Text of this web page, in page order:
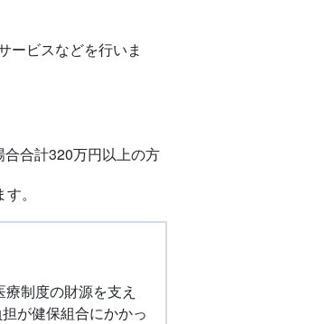
ービスなどを行いま
合計320万円以上の方
。
制度の財源を支え
が健保組合にかかっ